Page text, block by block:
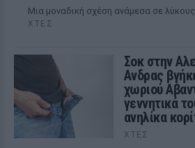
Μια μοναδική σχέση ανάμεσα σε
ΧΤΕΣ
Σοκ στην
Ανδρας
χωριού
γεννητικά
ανηλίκα
ΧΤΕΣ